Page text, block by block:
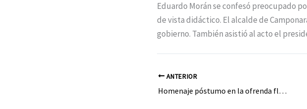
Eduardo Morán se confesó preocupado
de vista didáctico. El alcalde de
gobierno. También asistió al acto el
ANTERIOR
Homenaje póstumo en la ofrenda floral de los moteros a la Virgen de la Encina